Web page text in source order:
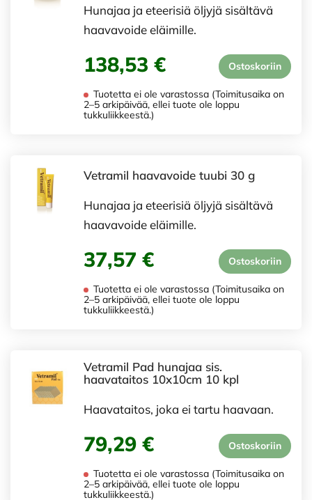
Hunajaa ja eteerisiä öljyjä sisältävä
haavavoide eläimille.
138,53 € Ostoskoriin
Tuotetta ei ole varastossa (Toimitusaika on
2–5 arkipäivää, ellei tuote ole loppu
tukkuliikkeestä.)
Vetramil haavavoide tuubi 30 g
Hunajaa ja eteerisiä öljyjä sisältävä
haavavoide eläimille.
37,57 € Ostoskoriin
Tuotetta ei ole varastossa (Toimitusaika on
2–5 arkipäivää, ellei tuote ole loppu
tukkuliikkeestä.)
Vetramil Pad hunajaa sis.
haavataitos 10x10cm 10 kpl
Haavataitos, joka ei tartu haavaan.
79,29 € Ostoskoriin
Tuotetta ei ole varastossa (Toimitusaika on
2–5 arkipäivää, ellei tuote ole loppu
tukkuliikkeestä.)